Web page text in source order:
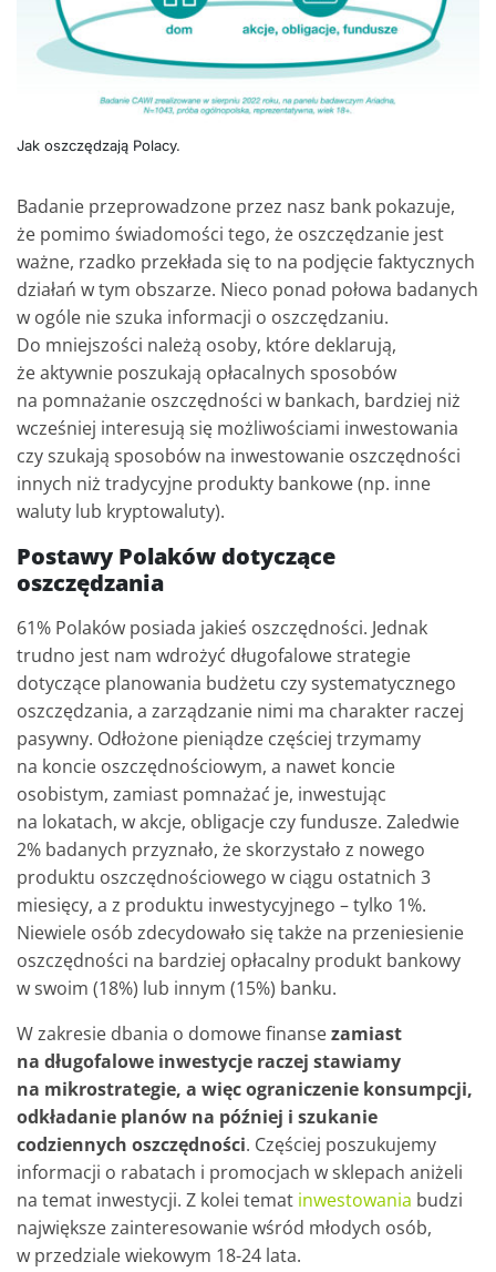
Jak oszczędzają Polacy.
Badanie przeprowadzone przez nasz bank pokazuje,
że pomimo świadomości tego, że oszczędzanie jest
ważne, rzadko przekłada się to na podjęcie faktycznych
działań w tym obszarze. Nieco ponad połowa badanych
w ogóle nie szuka informacji o oszczędzaniu.
Do mniejszości należą osoby, które deklarują,
że aktywnie poszukają opłacalnych sposobów
na pomnażanie oszczędności w bankach, bardziej niż
wcześniej interesują się możliwościami inwestowania
czy szukają sposobów na inwestowanie oszczędności
innych niż tradycyjne produkty bankowe (np. inne
waluty lub kryptowaluty).
Postawy Polaków dotyczące
oszczędzania
61% Polaków posiada jakieś oszczędności. Jednak
trudno jest nam wdrożyć długofalowe strategie
dotyczące planowania budżetu czy systematycznego
oszczędzania, a zarządzanie nimi ma charakter raczej
pasywny. Odłożone pieniądze częściej trzymamy
na koncie oszczędnościowym, a nawet koncie
osobistym, zamiast pomnażać je, inwestując
na lokatach, w akcje, obligacje czy fundusze. Zaledwie
2% badanych przyznało, że skorzystało z nowego
produktu oszczędnościowego w ciągu ostatnich 3
miesięcy, a z produktu inwestycyjnego – tylko 1%.
Niewiele osób zdecydowało się także na przeniesienie
oszczędności na bardziej opłacalny produkt bankowy
w swoim (18%) lub innym (15%) banku.
W zakresie dbania o domowe finansezamiast
na długofalowe inwestycje raczej stawiamy
na mikrostrategie, a więc ograniczenie konsumpcji,
odkładanie planów na później i szukanie
codziennych oszczędności. Częściej poszukujemy
informacji o rabatach i promocjach w sklepach aniżeli
na temat inwestycji. Z kolei temat inwestowania budzi
największe zainteresowanie wśród młodych osób,
w przedziale wiekowym 18-24 lata.